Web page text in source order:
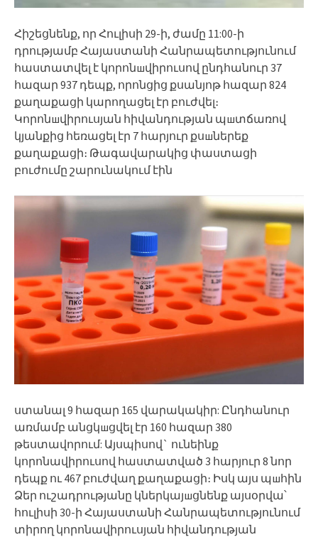
Հիշեցնենք, որ Հուլիսի 29-ի, ժամը 11:00-ի
դրությամբ Հայաստանի Հանրապետությունում
հաստատվել է կորոնшվիրուսով ընդհանուր 37
հազար 937 դեպք, որոնցից քսանյոթ հազար 824
քաղաքացի կարողացել էր բուժվել։
Կորոնшվիրուսյան հիվանդության պшտճառով
կյանքից հեռացել էր 7 հարյուր քսшներեք
քաղաքացի։ Թագավարակից փաստացի
բուժումը շարունակում էին
ստանալ 9 հազար 165 վարակակիր: Ընդհանուր
առմամբ անցկшցվել էր 160 հազար 380
թեստավորում: Այսպիսով` ունեինք
կորոնավիրուսով հաստատված 3 հարյուր 8 նոր
դեպք ու 467 բուժվաղ քաղաքացի։ Իսկ այս պшհին
Ձեր ուշադրությանը կներկայшցնենք այսօրվա՝
հուլիսի 30-ի Հայաստանի Հանրապետությունում
տիրող կորոնավիրուսյան հիվանդության